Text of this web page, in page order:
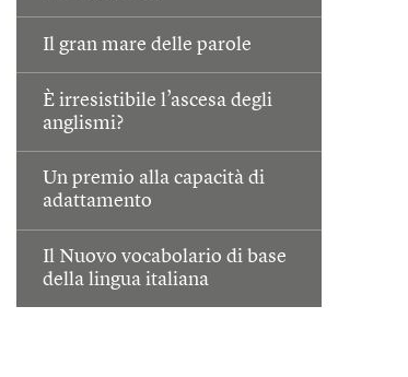
Il gran mare delle parole
È irresistibile l’ascesa degli
anglismi?
Un premio alla capacità di
adattamento
Il Nuovo vocabolario di base
della lingua italiana